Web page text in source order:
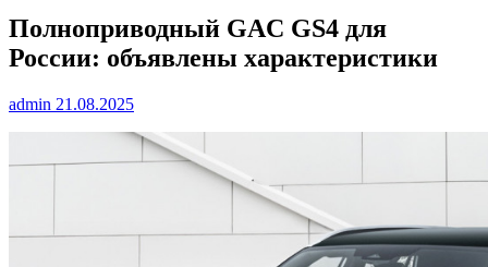
Полноприводный GAC GS4 для
России: объявлены характеристики
admin 21.08.2025